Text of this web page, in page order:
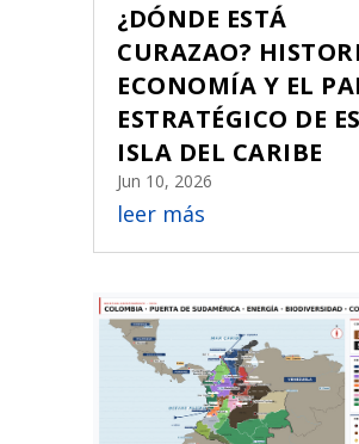
¿DÓNDE ESTÁ
CURAZAO?
ECONOMÍA Y EL
ESTRATÉGICO DE
ISLA DEL CARIBE
Jun 10, 2026
leer más